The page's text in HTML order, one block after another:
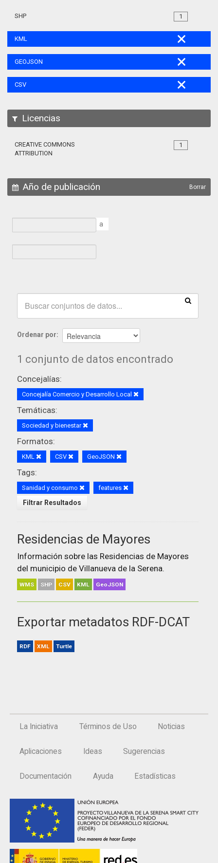
1
SHP
KML
GEOJSON
CSV
Licencias
1
CREATIVE COMMONS
ATTRIBUTION
Año de publicación Borrar
a
Ordenar por
1 conjunto de datos encontrado
Concejalías:
Concejalía Comercio y Desarrollo Local
Temáticas:
Sociedad y bienestar
Formatos:
KML CSV GeoJSON
Tags:
Sanidad y consumo features
Filtrar Resultados
Residencias de Mayores
Información sobre las Residencias de Mayores
del municipio de Villanueva de la Serena.
WMS SHP CSV KML GeoJSON
Exportar metadatos RDF-DCAT
RDF XML Turtle
La Iniciativa Términos de Uso Noticias
Aplicaciones Ideas Sugerencias
Documentación Ayuda Estadísticas